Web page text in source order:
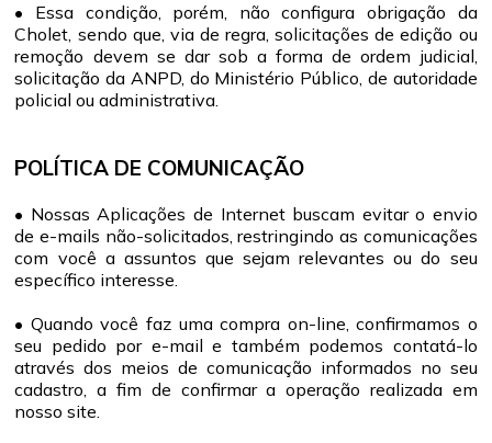
• Essa condição, porém, não configura obrigação da
Cholet, sendo que, via de regra, solicitações de edição ou
remoção devem se dar sob a forma de ordem judicial,
solicitação da ANPD, do Ministério Público, de autoridade
policial ou administrativa.
POLÍTICA DE COMUNICAÇÃO
• Nossas Aplicações de Internet buscam evitar o envio
de e-mails não-solicitados, restringindo as comunicações
com você a assuntos que sejam relevantes ou do seu
específico interesse.
• Quando você faz uma compra on-line, confirmamos o
seu pedido por e-mail e também podemos contatá-lo
através dos meios de comunicação informados no seu
cadastro, a fim de confirmar a operação realizada em
nosso site.